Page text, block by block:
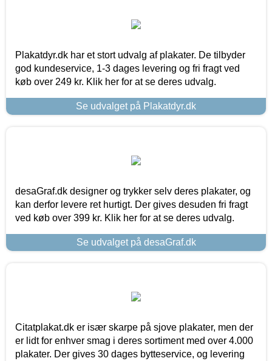
Plakatdyr.dk har et stort udvalg af plakater. De tilbyder
god kundeservice, 1-3 dages levering og fri fragt ved
køb over 249 kr. Klik her for at se deres udvalg.
Se udvalget på Plakatdyr.dk
desaGraf.dk designer og trykker selv deres plakater, og
kan derfor levere ret hurtigt. Der gives desuden fri fragt
ved køb over 399 kr. Klik her for at se deres udvalg.
Se udvalget på desaGraf.dk
Citatplakat.dk er især skarpe på sjove plakater, men der
er lidt for enhver smag i deres sortiment med over 4.000
plakater. Der gives 30 dages bytteservice, og levering